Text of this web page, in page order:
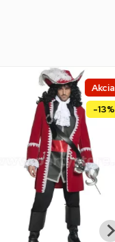
Akcia
-13%